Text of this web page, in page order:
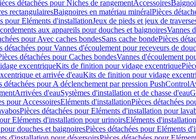
détachées pour Niches de rangementAccessoires
rectangulairesBaignoires en matériau minéralPièces
pour Eléments d'installationJeux de pieds et jeux de
aux appareils pour douches et baignoiresVannes
pour Avec caches bondesSans cache bondePièces
détachées pour Vannes d'écoulement pour receveurs de
détachées pour Caches bondesVannes d'écoulement
excentriqueKits de finition pour vidage excentrique
et arrivée d'eauKits de finition pour vidage
détachées pour A déclenchement par pression PushControl
Arrivées d'eauSystèmes d'installation et de chasse d'eau
pour AccessoiresEléments d'installationPièces détachées
Pièces détachées pour Eléments d'installation pour
Eléments d'installation pour urinoirsEléments
douches et baignoiresPièces détachées pour Eléments